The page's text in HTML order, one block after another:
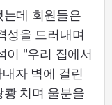
데 회원들은
성을 드러내며
이 "우리 집에서
자 벽에 걸린
치며 울분을